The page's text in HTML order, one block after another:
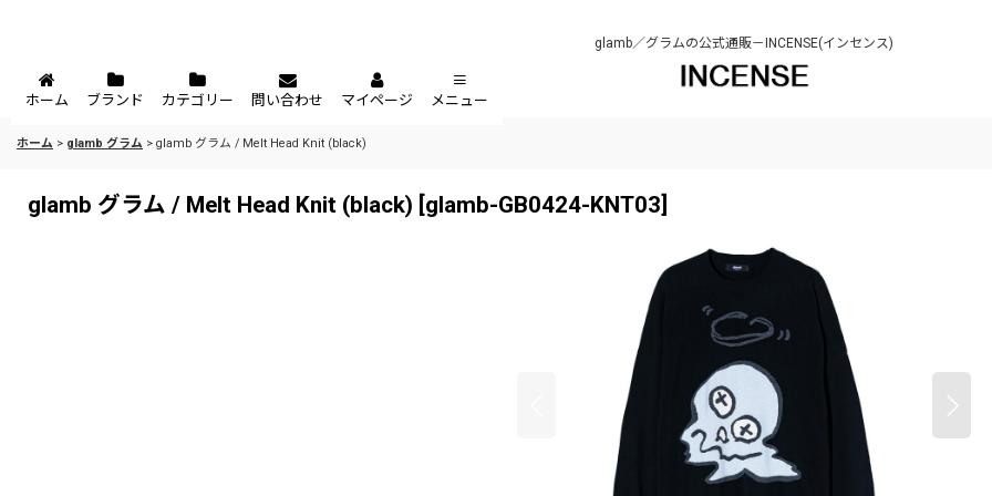
glamb／グラムの公式通販－INCENSE(インセンス)
ホーム ブランド カテゴリー 問い合わせ マイページ メニュー
ホーム > glamb グラム > glamb グラム / Melt Head Knit (black)
glamb グラム / Melt Head Knit (black) [glamb-GB0424-KNT03]